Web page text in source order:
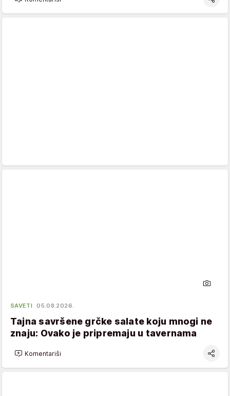
SAVETI 05.08.2026.
Tajna savršene grčke salate koju mnogi ne
znaju: Ovako je pripremaju u tavernama
Komentariši